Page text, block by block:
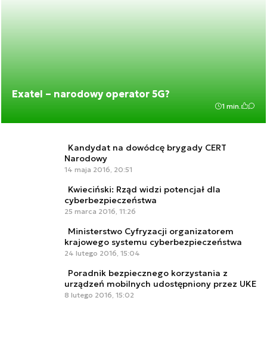
Exatel – narodowy operator 5G?
1 min.
Kandydat na dowódcę brygady CERT
Narodowy
14 maja 2016, 20:51
Kwieciński: Rząd widzi potencjał dla
cyberbezpieczeństwa
25 marca 2016, 11:26
Ministerstwo Cyfryzacji organizatorem
krajowego systemu cyberbezpieczeństwa
24 lutego 2016, 15:04
Poradnik bezpiecznego korzystania z
urządzeń mobilnych udostępniony przez UKE
8 lutego 2016, 15:02